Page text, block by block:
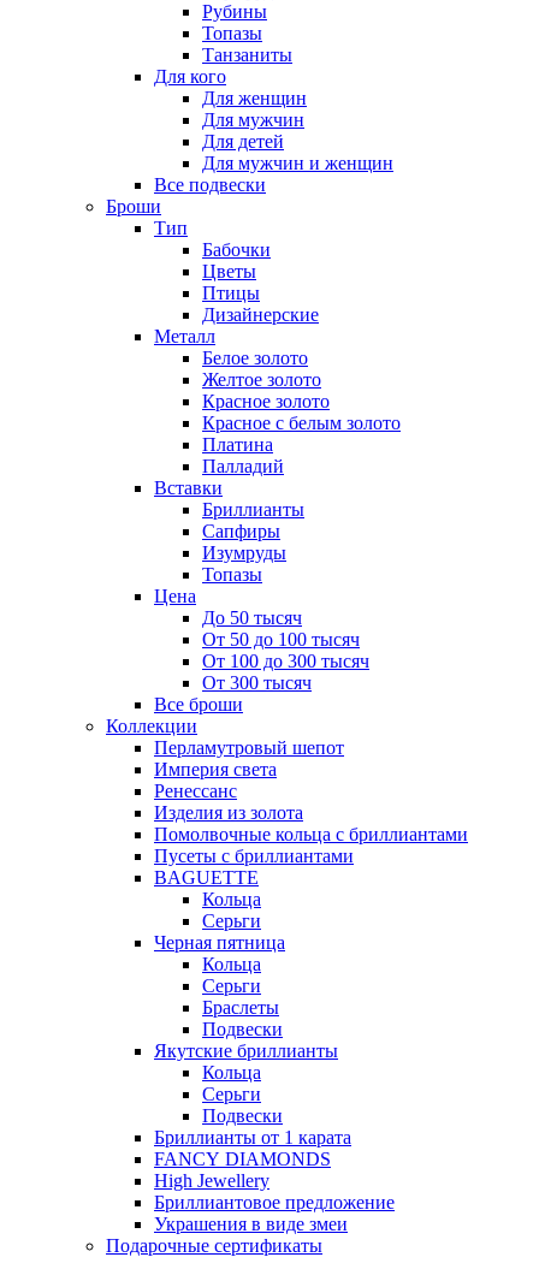
Рубины
Топазы
Танзаниты
Для кого
Для женщин
Для мужчин
Для детей
Для мужчин и женщин
Все подвески
Броши
Тип
Бабочки
Цветы
Птицы
Дизайнерские
Металл
Белое золото
Желтое золото
Красное золото
Красное с белым золото
Платина
Палладий
Вставки
Бриллианты
Сапфиры
Изумруды
Топазы
Цена
До 50 тысяч
От 50 до 100 тысяч
От 100 до 300 тысяч
От 300 тысяч
Все броши
Коллекции
Перламутровый шепот
Империя света
Ренессанс
Изделия из золота
Помолвочные кольца с бриллиантами
Пусеты с бриллиантами
BAGUETTE
Кольца
Серьги
Черная пятница
Кольца
Серьги
Браслеты
Подвески
Якутские бриллианты
Кольца
Серьги
Подвески
Бриллианты от 1 карата
FANCY DIAMONDS
High Jewellery
Бриллиантовое предложение
Украшения в виде змеи
Подарочные сертификаты